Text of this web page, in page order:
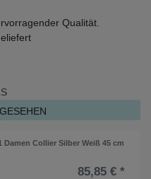
Qualität.
Damen Collier Silber Weiß 45 cm
85,85 € *